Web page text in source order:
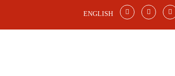
ENGLISH